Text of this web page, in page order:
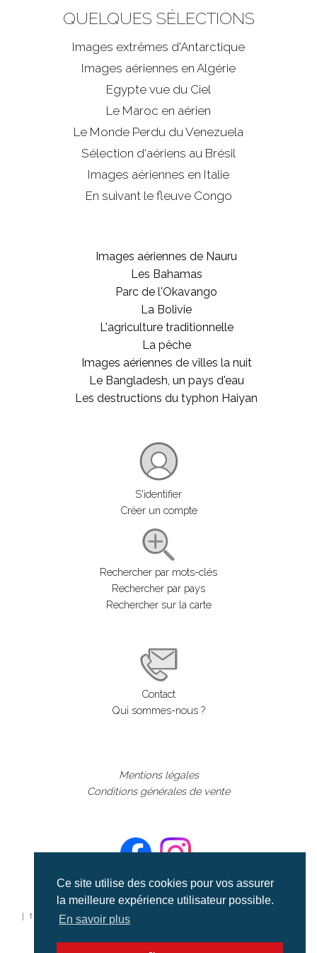
Ce site utilise des cookies pour vos assurer
la meilleure expérience utilisateur possible.
En savoir plus
QUELQUES SÉLECTIONS
Images extrêmes d'Antarctique
Images aériennes en Algérie
Egypte vue du Ciel
Le Maroc en aérien
Le Monde Perdu du Venezuela
Sélection d'aériens au Brésil
Images aériennes en Italie
En suivant le fleuve Congo
Images aériennes de Nauru
Les Bahamas
Parc de l'Okavango
La Bolivie
L'agriculture traditionnelle
La pêche
Images aériennes de villes la nuit
Le Bangladesh, un pays d'eau
Les destructions du typhon Haiyan
S'identifier
Créer un compte
Rechercher par mots-clés
Rechercher par pays
Rechercher sur la carte
Contact
Qui sommes-nous ?
Mentions légales
Conditions générales de vente
©aerialcollection marque déposée 2024
| tous droits réservés | aerialcollection.fr banque d'images
aériennes et documentaires video et cinéma |